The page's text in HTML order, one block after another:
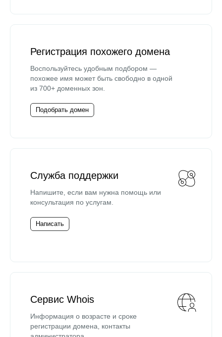
Регистрация похожего домена
Воспользуйтесь удобным подбором —
похожее имя может быть свободно в одной
из 700+ доменных зон.
Подобрать домен
Служба поддержки
Напишите, если вам нужна помощь или
консультация по услугам.
Написать
Сервис Whois
Информация о возрасте и сроке
регистрации домена, контакты